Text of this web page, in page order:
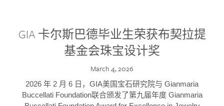
GIA 卡尔斯巴德毕业生荣获布契拉提
基金会珠宝设计奖
March 4, 2026
2026 年 2 月 6 日，GIA美国宝石研究院与 Gianmaria
Buccellati Foundation联合颁发了第九届年度 Gianmaria